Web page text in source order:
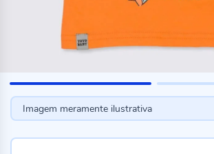
Imagem meramente ilustrativa